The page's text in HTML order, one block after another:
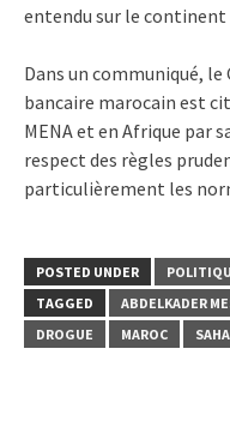
entendu sur le continent
Dans un communiqué,
bancaire marocain est
MENA et en Afrique par
respect des règles
particulièrement les
POSTED UNDER
TAGGED
ABDELKADER
DROGUE
MAROC